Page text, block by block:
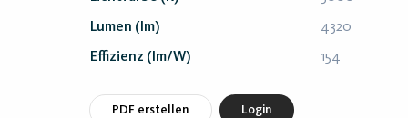
Lumen (lm) 4320
Effizienz (lm/W) 154
PDF erstellen Login